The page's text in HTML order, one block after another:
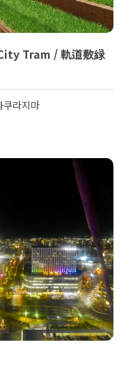
Tram / 軌道敷緑
쿠라지마